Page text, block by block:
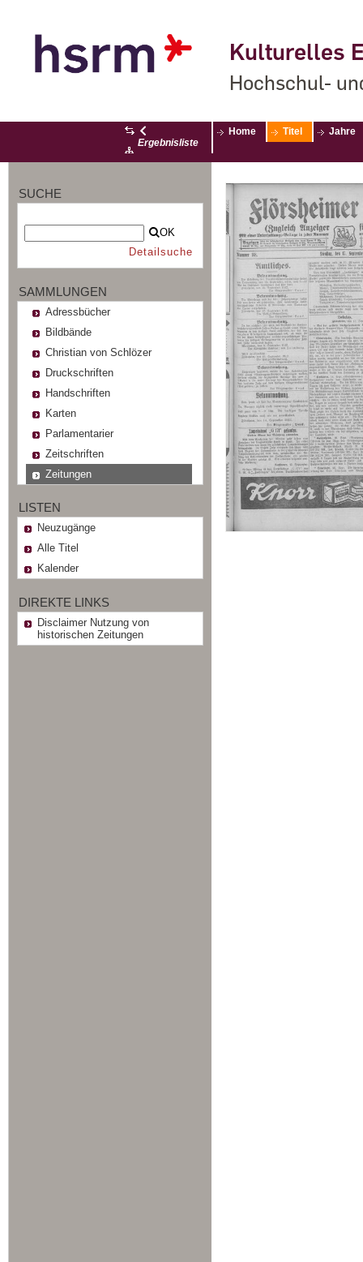
Kulturelles
Hochschul-
Ergebnisliste
Home Titel Jahre
SUCHE
OK
Detailsuche
SAMMLUNGEN
Adressbücher
Bildbände
Christian von Schlözer
Druckschriften
Handschriften
Karten
Parlamentarier
Zeitschriften
Zeitungen
LISTEN
Neuzugänge
Alle Titel
Kalender
DIREKTE LINKS
Disclaimer Nutzung von
historischen Zeitungen